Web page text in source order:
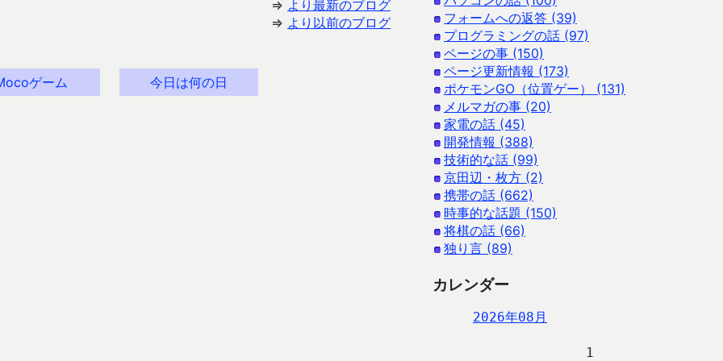
⇒ より最新のブログ
⇒ より以前のブログ
ゲーム 今日は何の日
フォームへの返答 (39)
プログラミングの話 (97)
ページの事 (150)
ページ更新情報 (173)
ポケモンGO（位置ゲー） (131)
メルマガの事 (20)
家電の話 (45)
開発情報 (388)
技術的な話 (99)
京田辺・枚方 (2)
携帯の話 (662)
時事的な話題 (150)
将棋の話 (66)
独り言 (89)
カレンダー
2026年08月
                   1